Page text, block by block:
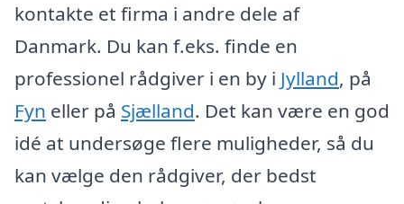
kontakte et firma i andre dele af
Danmark. Du kan f.eks. finde en
professionel rådgiver i en by i Jylland, på
Fyn eller på Sjælland. Det kan være en god
idé at undersøge flere muligheder, så du
kan vælge den rådgiver, der bedst